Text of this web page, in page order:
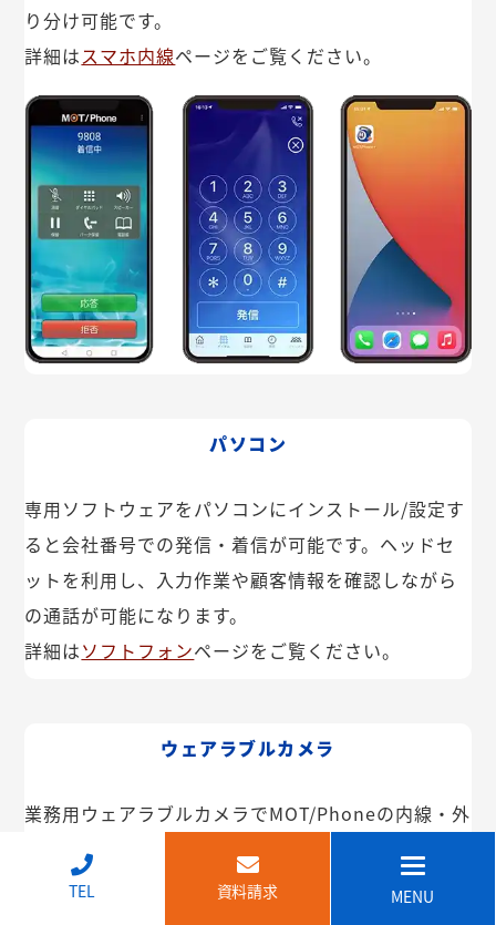
り分け可能です。
詳細はスマホ内線ページをご覧ください。
パソコン
専用ソフトウェアをパソコンにインストール/設定す
ると会社番号での発信・着信が可能です。ヘッドセ
ットを利用し、入力作業や顧客情報を確認しながら
の通話が可能になります。
詳細はソフトフォンページをご覧ください。
ウェアラブルカメラ
業務用ウェアラブルカメラでMOT/Phoneの内線・外
線が利用できます。インカム機能や映像共有なども
可能。IP68で防塵・防水で建設現場などでも安心し
TEL 資料請求 MENU